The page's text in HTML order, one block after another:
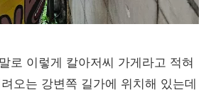
로 이렇게 칼아저씨 가게라고 적혀
오는 강변쪽 길가에 위치해 있는데